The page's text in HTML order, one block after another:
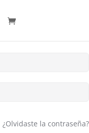
¿Olvidaste la contraseña?